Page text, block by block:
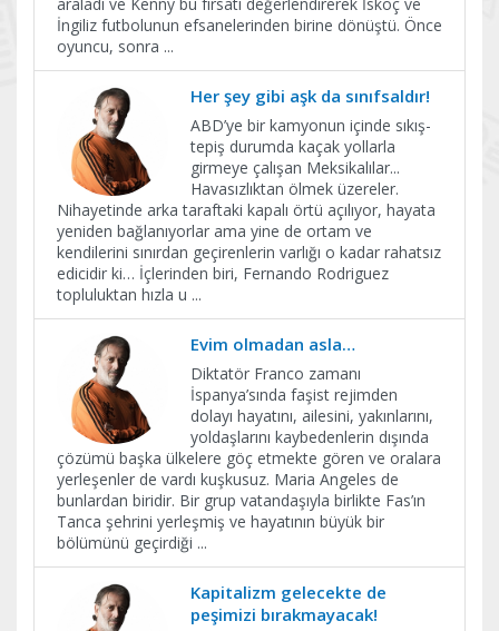
İngiliz futbolunun efsanelerinden birine dönüştü. Önce
oyuncu, sonra ...
Her şey gibi aşk da sınıfsaldır!
ABD’ye bir kamyonun içinde sıkış-
tepiş durumda kaçak yollarla
girmeye çalışan Meksikalılar...
Havasızlıktan ölmek üzereler.
Nihayetinde arka taraftaki kapalı örtü açılıyor, hayata
yeniden bağlanıyorlar ama yine de ortam ve
kendilerini sınırdan geçirenlerin varlığı o kadar rahatsız
edicidir ki… İçlerinden biri, Fernando Rodriguez
topluluktan hızla u ...
Evim olmadan asla…
Diktatör Franco zamanı
İspanya’sında faşist rejimden
dolayı hayatını, ailesini, yakınlarını,
yoldaşlarını kaybedenlerin dışında
çözümü başka ülkelere göç etmekte gören ve oralara
yerleşenler de vardı kuşkusuz. Maria Angeles de
bunlardan biridir. Bir grup vatandaşıyla birlikte Fas’ın
Tanca şehrini yerleşmiş ve hayatının büyük bir
bölümünü geçirdiği ...
Kapitalizm gelecekte de
peşimizi bırakmayacak!